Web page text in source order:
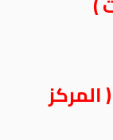
( المركز